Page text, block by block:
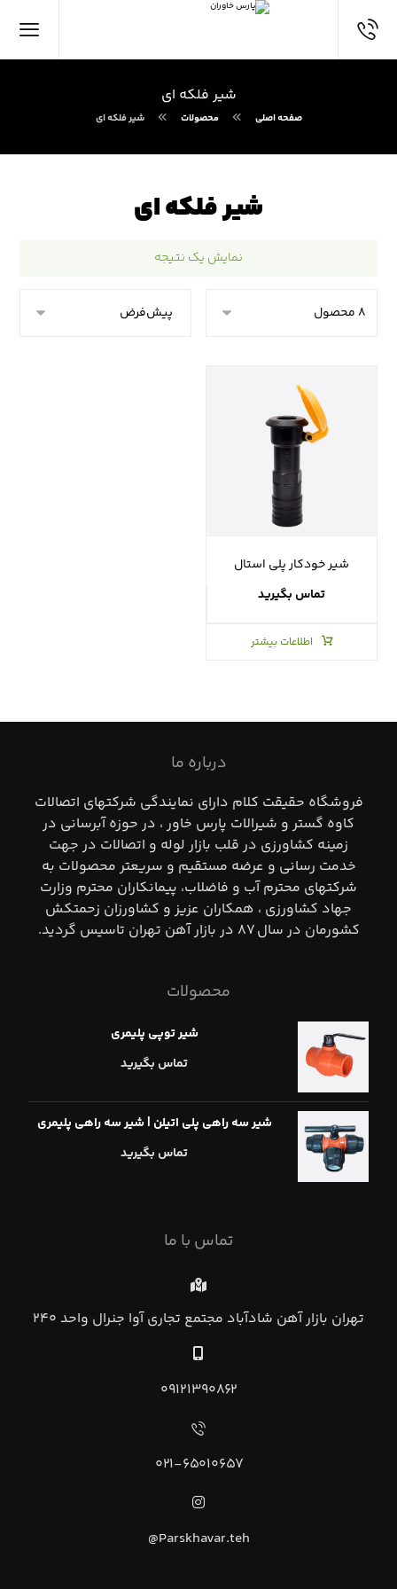
شیر فلکه ای
صفحه اصلی محصولات شیر فلکه ای
شیر فلکه ای
نمایش یک نتیجه
شیر خودکار پلی استال
تماس بگیرید
اطلاعات بیشتر
درباره ما
فروشگاه حقيقت كلام داراي نمايندگي شركتهاي اتصالات
كاوه گستر و شيرالات پارس خاور ، در حوزه آبرساني در
زمينه كشاورزي در قلب بازار لوله و اتصالات در جهت
خدمت رساني و عرضه مستقيم و سريعتر محصولات به
شركتهاي محترم آب و فاضلاب، پيمانكاران محترم وزارت
جهاد كشاورزي ، همكاران عزيز و كشاورزان زحمتكش
كشورمان در سال ٨٧ در بازار آهن تهران تاسيس گرديد.
محصولات
شیر توپی پلیمری
تماس بگیرید
شیر سه راهی پلی اتیلن | شیر سه راهی پلیمری
تماس بگیرید
تماس با ما
تهران بازار آهن شادآباد مجتمع تجاري آوا جنرال واحد ۲۴۰
۰۹۱۲۱۳۹۰۸۶۲
۰۲۱-۶۵۰۱۰۶۵۷
Parskhavar.teh@